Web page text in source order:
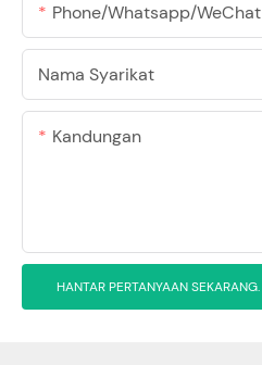
Phone/Whatsapp/WeChat
Nama Syarikat
Kandungan
HANTAR PERTANYAAN SEKARANG.